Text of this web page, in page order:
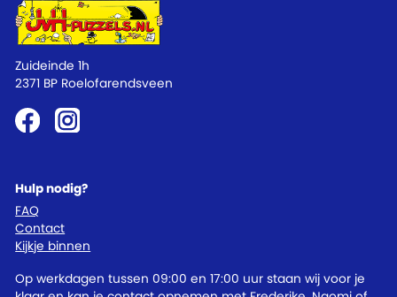
Hulp nodig?
FAQ
Contact
Kijkje binnen
Op werkdagen tussen 09:00 en 17:00 uur staan wij voor je
Zuideinde 1h
2371 BP Roelofarendsveen